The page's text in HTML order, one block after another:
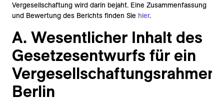
Vergesellschaftung wird darin bejaht. Eine Zusammenfassung
und Bewertung des Berichts finden Sie hier.
A. Wesentlicher Inhalt des
Gesetzesentwurfs für ein
Berlin